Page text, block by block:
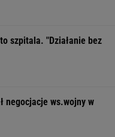
szpitala. "Działanie bez
negocjacje ws.wojny w